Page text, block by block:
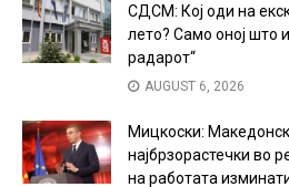
СДСМ: Кој оди на
лето? Само оној што
радарот“
AUGUST 6, 2026
Мицкоски:
најбрзорастечки во
на работата